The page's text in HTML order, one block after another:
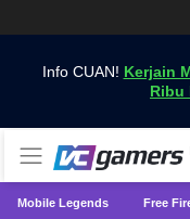
Info CUAN! Kerjain
Ribu
Mobile Legends Free